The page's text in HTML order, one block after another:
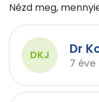
Nézd meg,
DKJ Dr
7 éve